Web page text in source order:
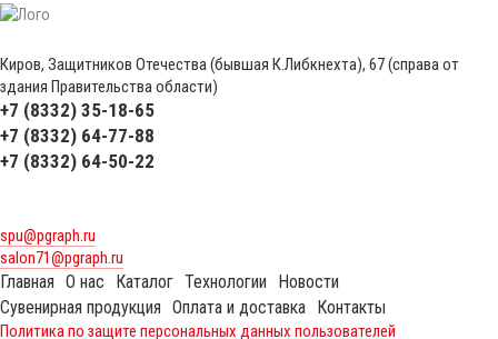
Киров, Защитников Отечества (бывшая К.Либкнехта), 67 (справа от
здания Правительства области)
+7 (8332) 35-18-65
+7 (8332) 64-77-88
+7 (8332) 64-50-22
spu@pgraph.ru
salon71@pgraph.ru
Главная О нас Каталог Технологии
Новости
Сувенирная продукция Оплата и доставка Контакты
Политика по защите персональных данных пользователей